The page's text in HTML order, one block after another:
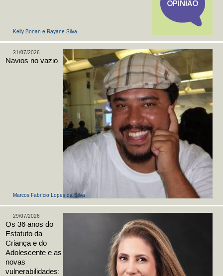
Kelly Bonan e Rayane Silva
Marcos Fabrício Lopes da Silva
31/07/2026
Navios no vazio
29/07/2026
Os 36 anos do
Estatuto da
Criança e do
Adolescente e as
novas
vulnerabilidades: